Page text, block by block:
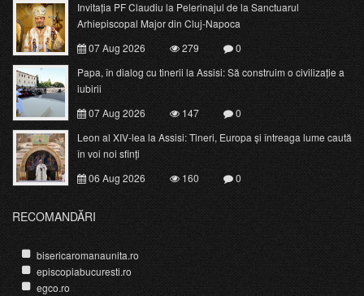
Invitația PF Claudiu la Pelerinajul de la Sanctuarul
Arhiepiscopal Major din Cluj-Napoca
07 Aug 2026
279
0
Papa, în dialog cu tinerii la Assisi: Să construim o civilizație a
iubirii
07 Aug 2026
147
0
Leon al XIV-lea la Assisi: Tineri, Europa și întreaga lume caută
în voi noi sfinți
06 Aug 2026
160 0
RECOMANDĂRI
bisericaromanaunita.ro
episcopiabucuresti.ro
egco.ro